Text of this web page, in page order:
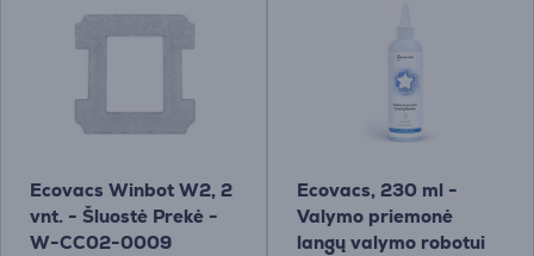
Ecovacs Winbot W2, 2
vnt. - Šluostė Prekė -
W-CC02-0009
Ecovacs, 230 ml -
Valymo priemonė
langų valymo robotui